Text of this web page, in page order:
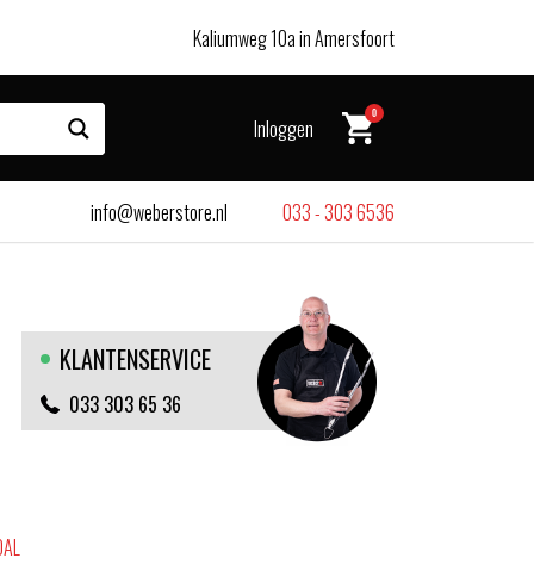
Kaliumweg 10a in Amersfoort
Inloggen
0
info@weberstore.nl 033 - 303 6536
KLANTENSERVICE
033 303 65 36